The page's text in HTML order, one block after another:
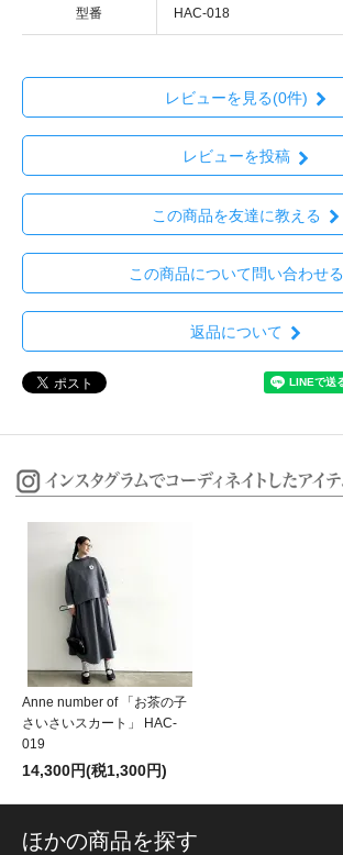
型番 HAC-018
レビューを見る(0件)
レビューを投稿
この商品を友達に教える
この商品について問い合わせる
返品について
Anne number of 「お茶の子
さいさいスカート」 HAC-
019
14,300円(税1,300円)
ほかの商品を探す